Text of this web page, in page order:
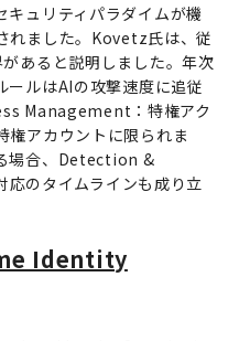
キュリティパラダイムが機
れました。Kovetz氏は、従
あると説明しました。年次
ールはAIの攻撃速度に追従
Management：特権アク
権アカウントに限られま
場合、Detection &
のタイムラインも成り立
Identity